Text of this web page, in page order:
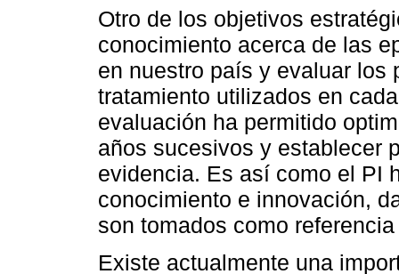
Otro de los objetivos
conocimiento acerca de las
en nuestro país y evaluar los
tratamiento utilizados en
evaluación ha permitido
años sucesivos y establecer
evidencia. Es así como el PI
conocimiento e innovación,
son tomados como
Existe actualmente una